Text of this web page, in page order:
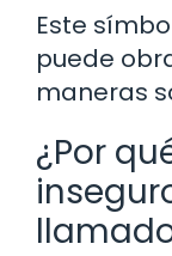
Este
puede
maneras
¿Por